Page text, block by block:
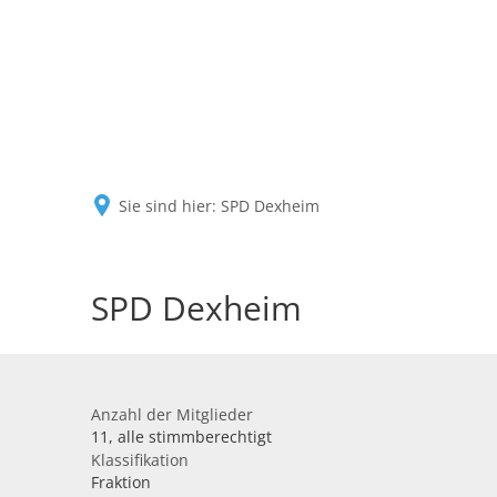
Sie sind hier: SPD Dexheim
SPD Dexheim
Anzahl der Mitglieder
11, alle stimmberechtigt
Klassifikation
Fraktion